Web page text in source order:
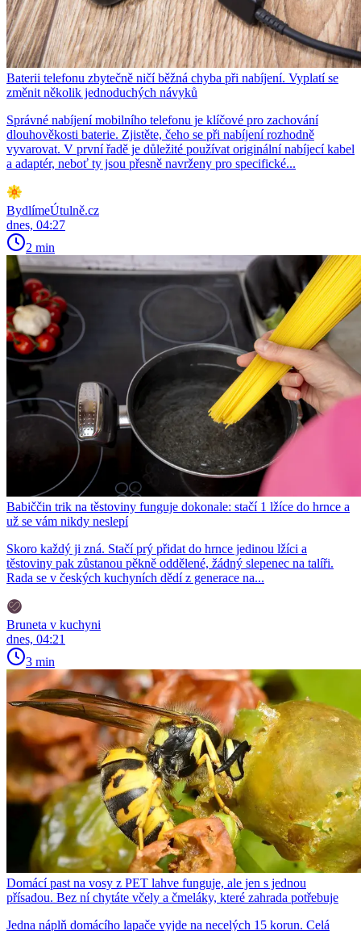
Baterii telefonu zbytečně ničí běžná chyba při nabíjení. Vyplatí se
změnit několik jednoduchých návyků
Správné nabíjení mobilního telefonu je klíčové pro zachování
dlouhověkosti baterie. Zjistěte, čeho se při nabíjení rozhodně
vyvarovat. V první řadě je důležité používat originální nabíjecí kabel
a adaptér, neboť ty jsou přesně navrženy pro specifické...
BydlímeÚtulně.cz
dnes, 04:27
2 min
Babiččin trik na těstoviny funguje dokonale: stačí 1 lžíce do hrnce a
už se vám nikdy neslepí
Skoro každý ji zná. Stačí prý přidat do hrnce jedinou lžíci a
těstoviny pak zůstanou pěkně oddělené, žádný slepenec na talíři.
Rada se v českých kuchyních dědí z generace na...
Bruneta v kuchyni
dnes, 04:21
3 min
Domácí past na vosy z PET lahve funguje, ale jen s jednou
přísadou. Bez ní chytáte včely a čmeláky, které zahrada potřebuje
Jedna náplň domácího lapače vyjde na necelých 15 korun. Celá